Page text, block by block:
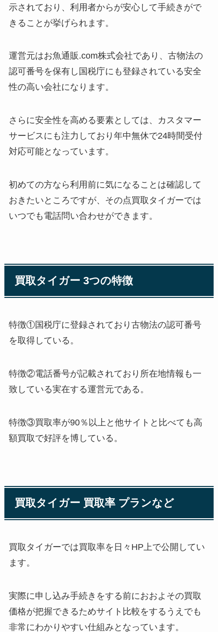
示されており、利用者からが安心して手続きがで
きることが挙げられます。
運営元はお魚通販.com株式会社であり、古物法の
認可番号を保有し国税庁にも登録されている安全
性の高い会社になります。
さらに安全性を高める要素としては、カスタマー
サービスにも注力しており年中無休で24時間受付
対応可能となっています。
初めての方なら利用前に気になることは確認して
おきたいところですが、その点買取タイガーでは
いつでも電話問い合わせができます。
買取タイガー 3つの特徴
特徴①国税庁に登録されており古物法の認可番号
を取得している。
特徴②電話番号が記載されており所在地情報も一
致している実在する運営元である。
特徴③買取率が90％以上と他サイトと比べても高
額買取で好評を博している。
買取タイガー 買取率 プランなど
買取タイガーでは買取率を日々HP上で公開してい
ます。
実際に申し込み手続きをする前におおよその買取
価格が把握できるためサイト比較をするうえでも
非常にわかりやすい仕組みとなっています。